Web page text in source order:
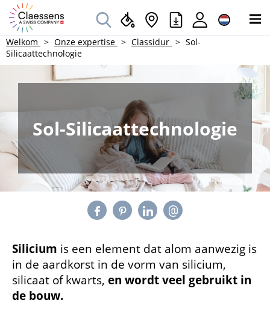
Welkom Onze expertise Classidur
Sol-
Silicaattechnologie
Sol-Silicaattechnologie
Silicium is een element dat alom aanwezig is
in de aardkorst in de vorm van silicium,
silicaat of kwarts, en wordt veel gebruikt in
de bouw.